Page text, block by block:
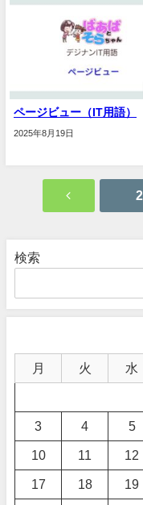
ページビュー（IT用語）
2025年8月19日
検索
月 火 水
3 4 5
10 11 12
17 18 19